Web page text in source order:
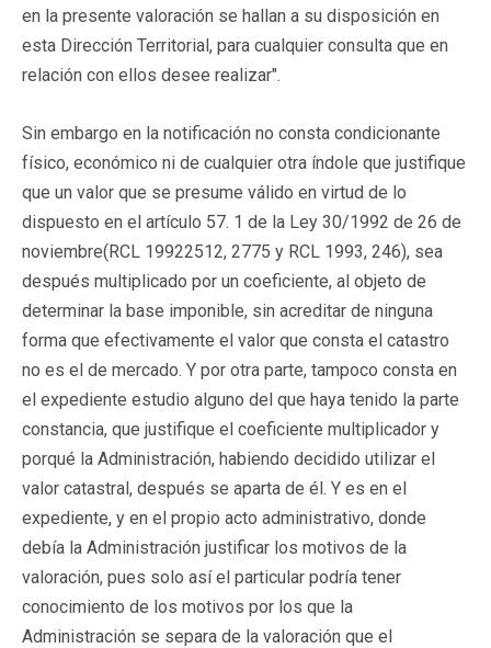
en la presente valoración se hallan a su disposición en
esta Dirección Territorial, para cualquier consulta que en
relación con ellos desee realizar".
Sin embargo en la notificación no consta condicionante
físico, económico ni de cualquier otra índole que justifique
que un valor que se presume válido en virtud de lo
dispuesto en el artículo 57. 1 de la Ley 30/1992 de 26 de
noviembre(RCL 19922512, 2775 y RCL 1993, 246), sea
después multiplicado por un coeficiente, al objeto de
determinar la base imponible, sin acreditar de ninguna
forma que efectivamente el valor que consta el catastro
no es el de mercado. Y por otra parte, tampoco consta en
el expediente estudio alguno del que haya tenido la parte
constancia, que justifique el coeficiente multiplicador y
porqué la Administración, habiendo decidido utilizar el
valor catastral, después se aparta de él. Y es en el
expediente, y en el propio acto administrativo, donde
debía la Administración justificar los motivos de la
valoración, pues solo así el particular podría tener
conocimiento de los motivos por los que la
Administración se separa de la valoración que el